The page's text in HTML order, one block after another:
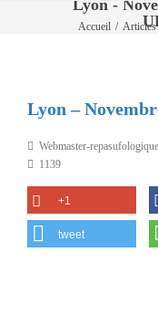
Lyon -
Accueil / Articles
Lyon –
Webmaster-
1139
+1
tweet